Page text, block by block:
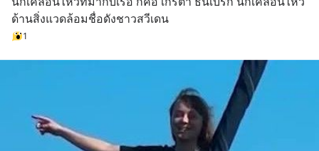
ด้านสิ่งแวดล้อมชื่อดังชาวสวีเดน
1